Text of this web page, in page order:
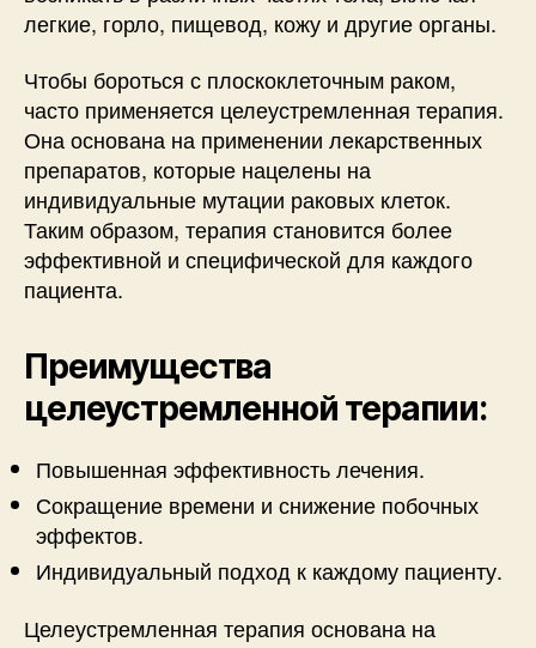
легкие, горло, пищевод, кожу и другие органы.
Чтобы бороться с плоскоклеточным раком,
часто применяется целеустремленная терапия.
Она основана на применении лекарственных
препаратов, которые нацелены на
индивидуальные мутации раковых клеток.
Таким образом, терапия становится более
эффективной и специфической для каждого
пациента.
Преимущества
целеустремленной терапии:
Повышенная эффективность лечения.
Сокращение времени и снижение побочных
эффектов.
Индивидуальный подход к каждому пациенту.
Целеустремленная терапия основана на